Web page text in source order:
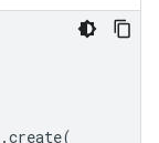
.create(